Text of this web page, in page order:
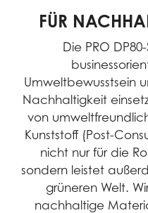
FÜR
Die PRO
Umweltbewusstsein
Nachhaltigkeit
von
Kunststoff (Post-
nicht nur für die
sondern leistet
grüneren Welt.
nachhaltige